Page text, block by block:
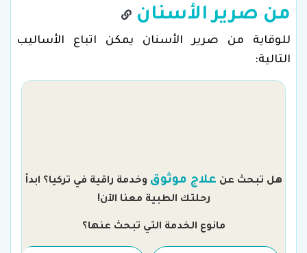
من صرير الأسنان
للوقاية من صرير الأسنان يمكن اتباع الأساليب
التالية:
هل تبحث عن علاج موثوق وخدمة راقية في تركيا؟ ابدأ
رحلتك الطبية معنا الآن!
مانوع الخدمة التي تبحث عنها؟